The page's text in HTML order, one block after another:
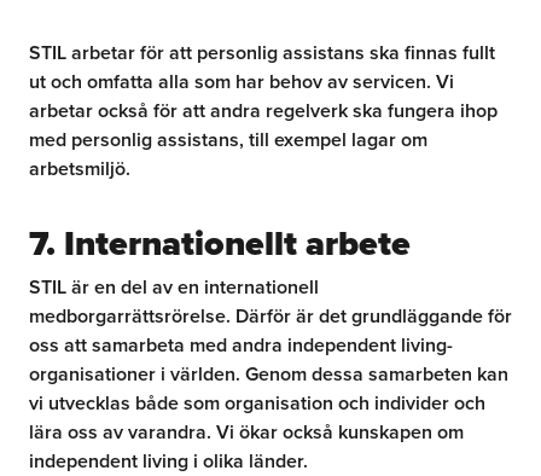
STIL arbetar för att personlig assistans ska finnas fullt
ut och omfatta alla som har behov av servicen. Vi
arbetar också för att andra regelverk ska fungera ihop
med personlig assistans, till exempel lagar om
arbetsmiljö.
7. Internationellt arbete
STIL är en del av en internationell
medborgarrättsrörelse. Därför är det grundläggande för
oss att samarbeta med andra independent living-
organisationer i världen. Genom dessa samarbeten kan
vi utvecklas både som organisation och individer och
lära oss av varandra. Vi ökar också kunskapen om
independent living i olika länder.